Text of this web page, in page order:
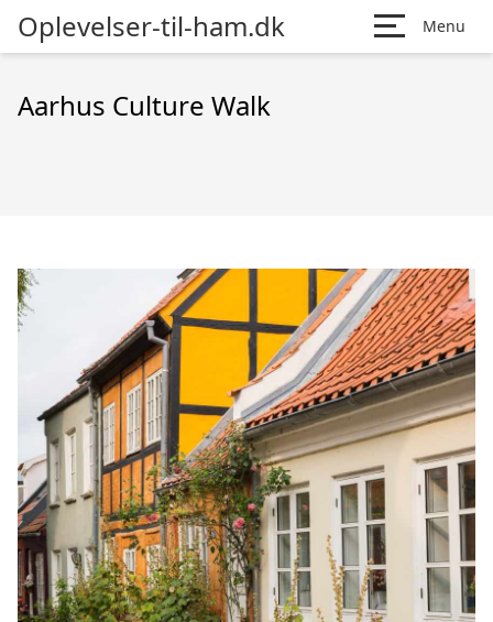
Oplevelser-til-ham.dk Menu
Aarhus Culture Walk